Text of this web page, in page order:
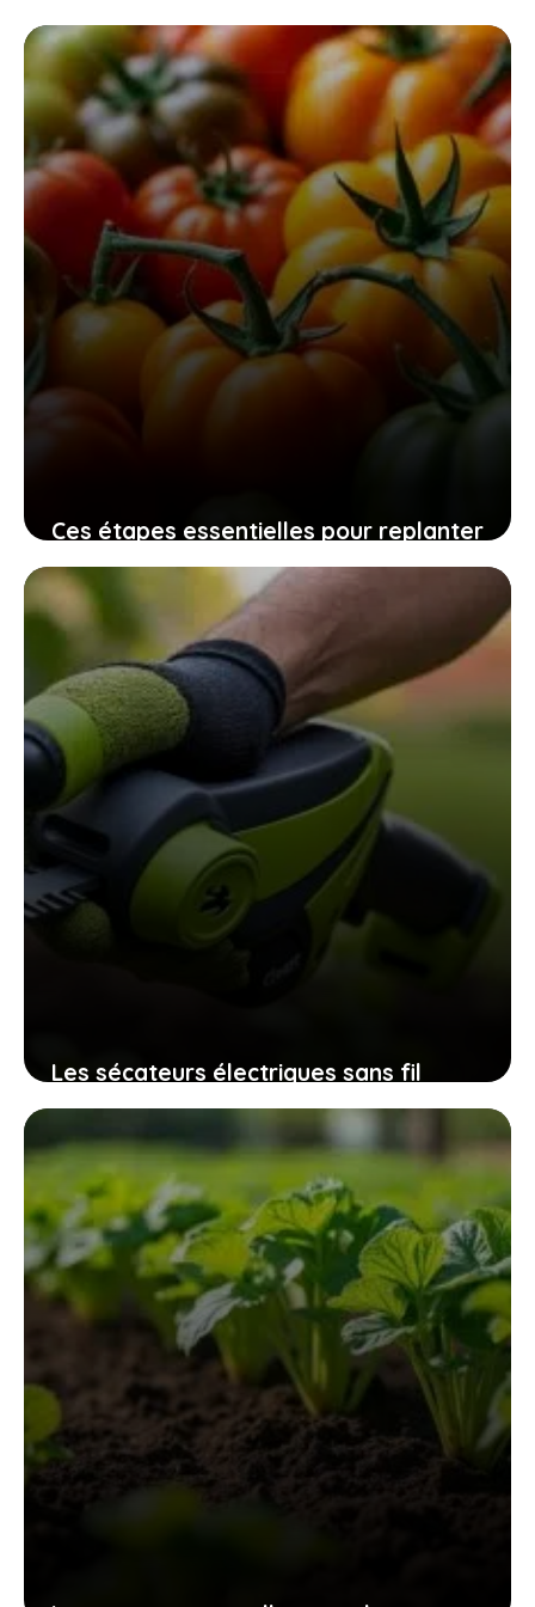
Ces étapes essentielles pour replanter
vos graines de tomates maison
assurent une récolte pleine de saveurs
10 novembre 2025
Les sécateurs électriques sans fil
32mm qui révolutionnent l’entretien
des espaces verts sans fatigue
excessive
9 novembre 2025